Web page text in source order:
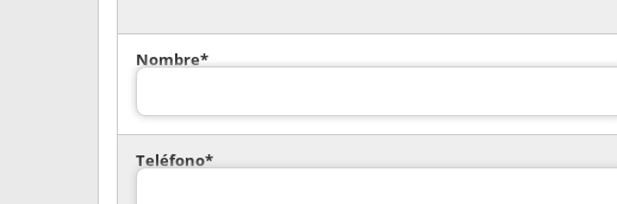
Nombre*
Teléfono*